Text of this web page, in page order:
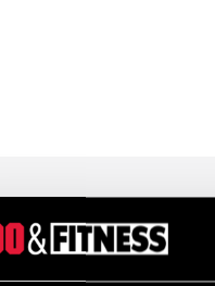
Rugby skjorte i